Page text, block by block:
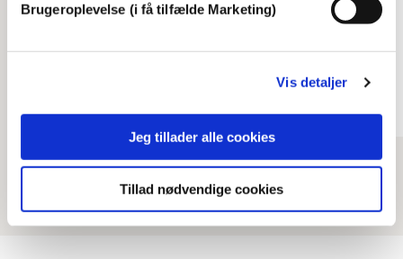
Brugeroplevelse (i få tilfælde Marketing)
Vis detaljer
Jeg tillader alle cookies
Tillad nødvendige cookies
Husholdningsskolen